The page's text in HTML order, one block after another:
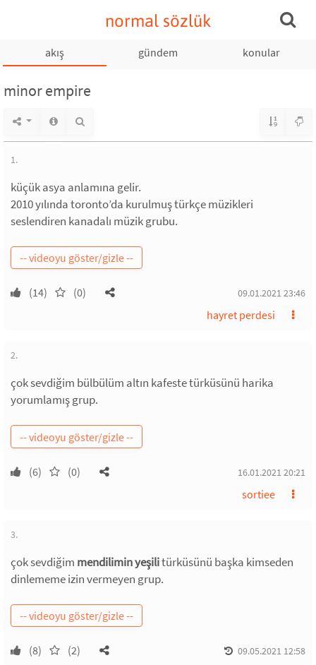
normal sözlük
akış gündem konular
minor empire
1.
küçük asya anlamına gelir.
2010 yılında toronto’da kurulmuş türkçe müzikleri
seslendiren kanadalı müzik grubu.
(14) (0) 09.01.2021 23:46
hayret perdesi
2.
çok sevdiğim bülbülüm altın kafeste türküsünü harika
yorumlamış grup.
(6) (0) 16.01.2021 20:21
sortiee
3.
çok sevdiğim mendilimin yeşilitürküsünü başka kimseden
dinlememe izin vermeyen grup.
(8) (2) 09.05.2021 12:58